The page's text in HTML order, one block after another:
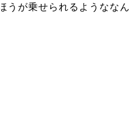
が乗せられるようななん